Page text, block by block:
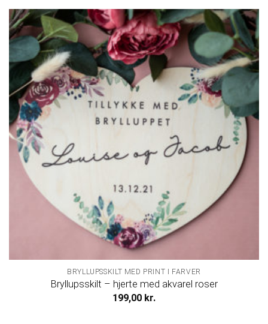
BRYLLUPSSKILT MED PRINT I FARVER
Bryllupsskilt – hjerte med akvarel roser
199,00 kr.